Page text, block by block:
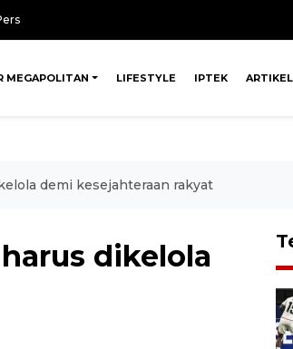
MEGAPOLITAN LIFESTYLE IPTEK ARTIKEL
demi kesejahteraan rakyat
dikelola